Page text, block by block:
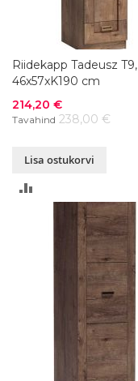
Riidekapp Tadeusz T9,
46x57xK190 cm
Soodushind
214,20 €
Tavahind 238,00 €
Lisa ostukorvi
VÕRDLUSESSE